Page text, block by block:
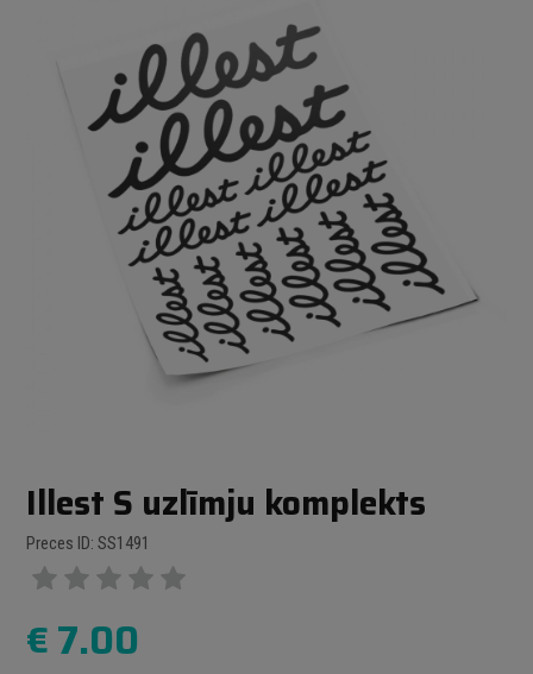
Illest S uzlīmju komplekts
Preces ID: SS1491
€7.00